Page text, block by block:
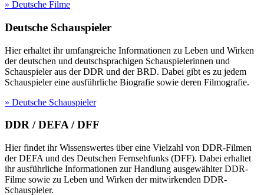
» Deutsche Filme
Deutsche Schauspieler
Hier erhaltet ihr umfangreiche Informationen zu Leben und Wirken
der deutschen und deutschsprachigen Schauspielerinnen und
Schauspieler aus der DDR und der BRD. Dabei gibt es zu jedem
Schauspieler eine ausführliche Biografie sowie deren Filmografie.
» Deutsche Schauspieler
DDR / DEFA / DFF
Hier findet ihr Wissenswertes über eine Vielzahl von DDR-Filmen
der DEFA und des Deutschen Fernsehfunks (DFF). Dabei erhaltet
ihr ausführliche Informationen zur Handlung ausgewählter DDR-
Filme sowie zu Leben und Wirken der mitwirkenden DDR-
Schauspieler.